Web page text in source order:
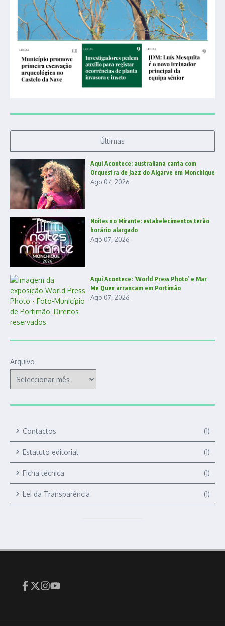
Últimas
Aqui Acontece: australiana canta com
Orquestra de Jazz do Algarve em Monchique
Ago 07, 2026
Noites no Mirante: estabelecimentos terão
horário alargado
Ago 07, 2026
Aqui Acontece: ‘World Press Photo’ e Mar
Me Quer arrancam em Portimão
Ago 07, 2026
Arquivo
Contactos (1)
Estatuto editorial (1)
Ficha técnica (1)
Lei da Transparência (1)